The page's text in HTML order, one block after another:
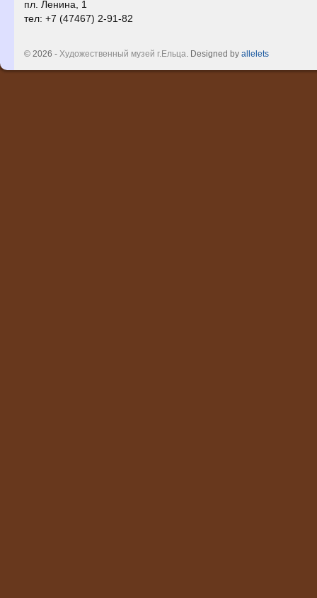
пл. Ленина, 1
тел: +7 (47467) 2-91-82
© 2026 - Художественный музей г.Ельца. Designed by allelets